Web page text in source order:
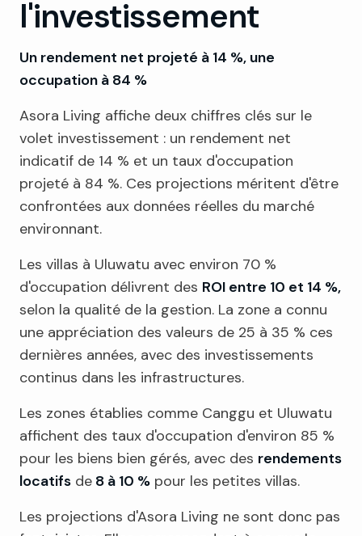
l'investissement
Un rendement net projeté à 14 %, une
occupation à 84 %
Asora Living affiche deux chiffres clés sur le
volet investissement : un rendement net
indicatif de 14 % et un taux d'occupation
projeté à 84 %. Ces projections méritent d'être
confrontées aux données réelles du marché
environnant.
Les villas à Uluwatu avec environ 70 %
d'occupation délivrent des ROI entre 10 et 14 %,
selon la qualité de la gestion. La zone a connu
une appréciation des valeurs de 25 à 35 % ces
dernières années, avec des investissements
continus dans les infrastructures.
Les zones établies comme Canggu et Uluwatu
affichent des taux d'occupation d'environ 85 %
pour les biens bien gérés, avec des rendements
locatifs de 8 à 10 % pour les petites villas.
Les projections d'Asora Living ne sont donc pas